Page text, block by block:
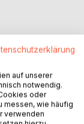
Zauberakt
auf unserer
notwendig.
oder
messen, wie häufig
verwenden